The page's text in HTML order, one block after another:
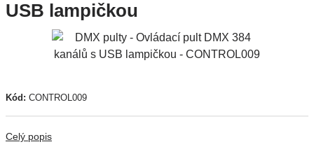
USB lampičkou
Kód: CONTROL009
Celý popis